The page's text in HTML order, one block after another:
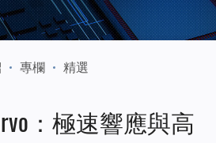
專欄 精選
：極速響應與高